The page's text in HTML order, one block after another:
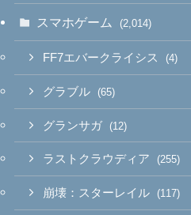
スマホゲーム (2,014)
FF7エバークライシス (4)
グラブル (65)
グランサガ (12)
ラストクラウディア (255)
崩壊：スターレイル (117)